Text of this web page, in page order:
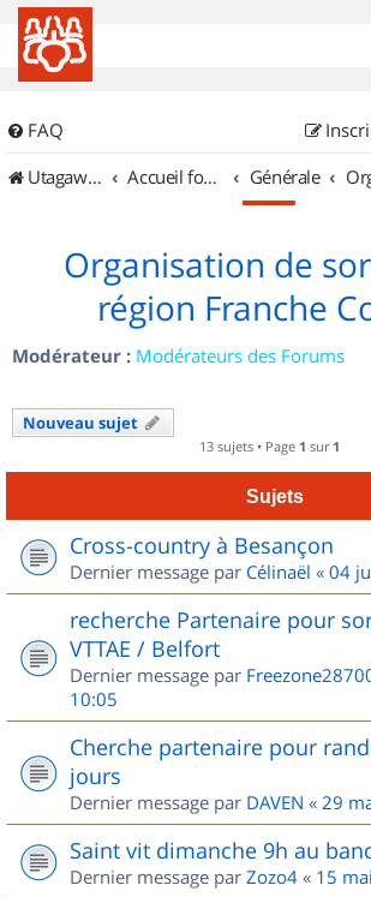
FAQ
UtagawaVTT (Randos VTT et VTTAE avec traces GPS)
Accueil forum Générale
Organisation de
région Franche
Modérateur : Modérateurs des Forums
Nouveau sujet
13 sujets • Page 1 sur 1
Sujets
Cross-country à Besançon
Dernier message par Célinaël « 04
recherche Partenaire pour
VTTAE / Belfort
Dernier message par
10:05
Cherche partenaire pour
jours
Dernier message par DAVEN « 29
Saint vit dimanche 9h au
Dernier message par Zozo4 « 15